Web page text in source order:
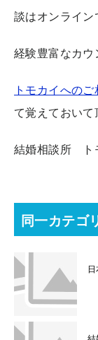
談はオンライ
経験豊富なカ
トモカイへの
て覚えておいて
結婚相談所 ト
同一カテゴ